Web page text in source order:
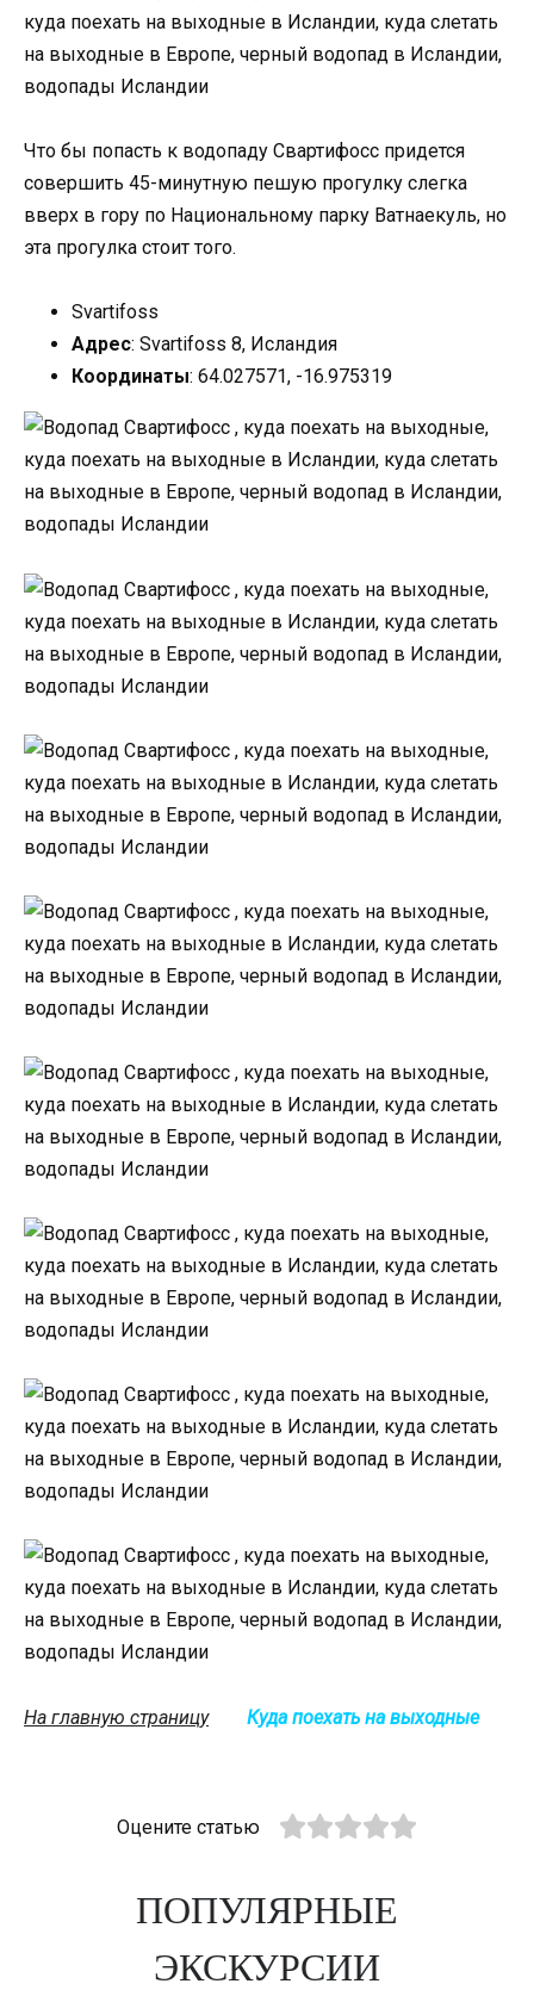
Что бы попасть к водопаду Свартифосс придется
совершить 45-минутную пешую прогулку слегка
вверх в гору по Национальному парку Ватнаекуль, но
эта прогулка стоит того.
Svartifoss
Адрес: Svartifoss 8, Исландия
Координаты: 64.027571, -16.975319
На главную страницу Куда поехать на выходные
Оцените статью
ПОПУЛЯРНЫЕ
ЭКСКУРСИИ